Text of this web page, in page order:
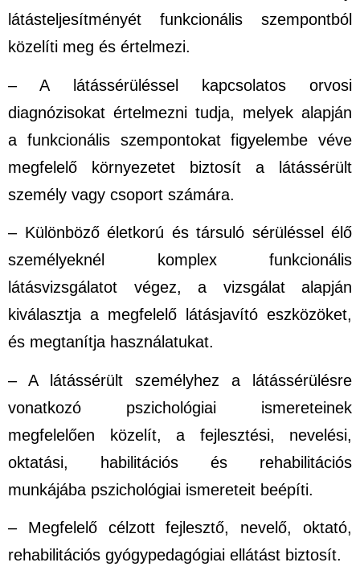
látásteljesítményét funkcionális szempontból
közelíti meg és értelmezi.
– A látássérüléssel kapcsolatos orvosi
diagnózisokat értelmezni tudja, melyek alapján
a funkcionális szempontokat figyelembe véve
megfelelő környezetet biztosít a látássérült
személy vagy csoport számára.
– Különböző életkorú és társuló sérüléssel élő
személyeknél komplex funkcionális
látásvizsgálatot végez, a vizsgálat alapján
kiválasztja a megfelelő látásjavító eszközöket,
és megtanítja használatukat.
– A látássérült személyhez a látássérülésre
vonatkozó pszichológiai ismereteinek
megfelelően közelít, a fejlesztési, nevelési,
oktatási, habilitációs és rehabilitációs
munkájába pszichológiai ismereteit beépíti.
– Megfelelő célzott fejlesztő, nevelő, oktató,
rehabilitációs gyógypedagógiai ellátást biztosít.